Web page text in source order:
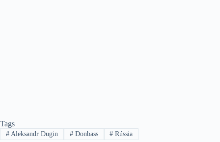
Tags
#Aleksandr Dugin #Donbass # Rússia